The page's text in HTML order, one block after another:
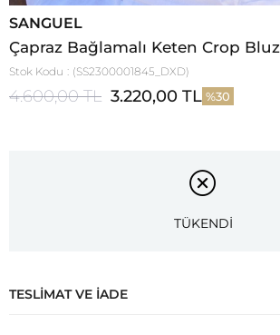
SANGUEL
Çapraz Bağlamalı Keten Crop Bluz
Stok Kodu (SS2300001845_DXD)
4.600,00 TL 3.220,00 TL 30
TÜKENDİ
TESLIMAT VE İADE